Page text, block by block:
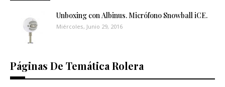
Unboxing con Albinus. Micrófono Snowball iCE.
Miércoles, Junio 29, 2016
Páginas De Temática Rolera